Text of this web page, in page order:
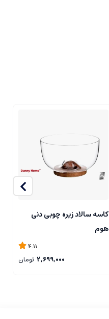
کاسه سالاد زیره چوبی دنی
هوم
4.11
2,699,000 تومان